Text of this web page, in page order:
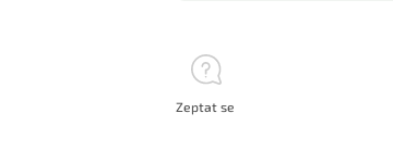
Zeptat se